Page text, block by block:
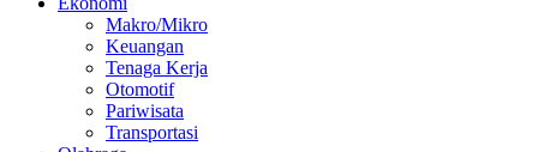
Makro/Mikro
Keuangan
Tenaga Kerja
Otomotif
Pariwisata
Transportasi